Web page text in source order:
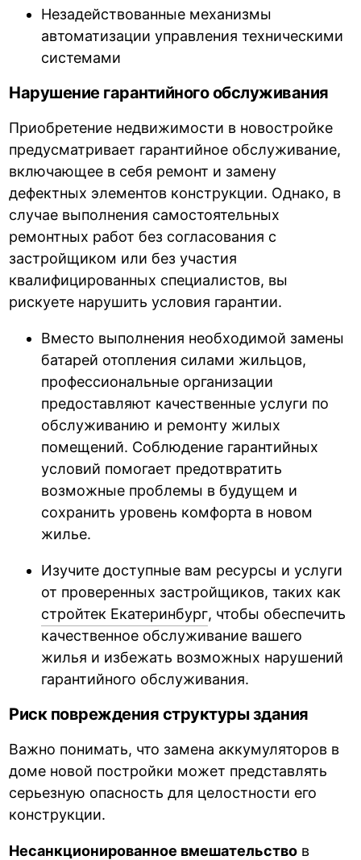
Незадействованные механизмы
автоматизации управления техническими
системами
Нарушение гарантийного обслуживания
Приобретение недвижимости в новостройке
предусматривает гарантийное обслуживание,
включающее в себя ремонт и замену
дефектных элементов конструкции. Однако, в
случае выполнения самостоятельных
ремонтных работ без согласования с
застройщиком или без участия
квалифицированных специалистов, вы
рискуете нарушить условия гарантии.
Вместо выполнения необходимой замены
батарей отопления силами жильцов,
профессиональные организации
предоставляют качественные услуги по
обслуживанию и ремонту жилых
помещений. Соблюдение гарантийных
условий помогает предотвратить
возможные проблемы в будущем и
сохранить уровень комфорта в новом
жилье.
Изучите доступные вам ресурсы и услуги
от проверенных застройщиков, таких как
стройтек Екатеринбург, чтобы обеспечить
качественное обслуживание вашего
жилья и избежать возможных нарушений
гарантийного обслуживания.
Риск повреждения структуры здания
Важно понимать, что замена аккумуляторов в
доме новой постройки может представлять
серьезную опасность для целостности его
конструкции.
Несанкционированное вмешательство в